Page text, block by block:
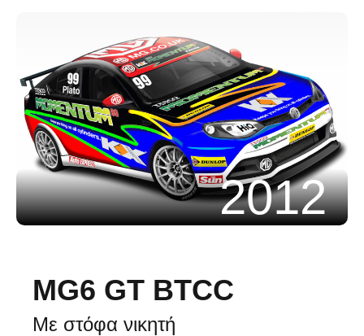
2012
MG6 GT BTCC
Με στόφα νικητή